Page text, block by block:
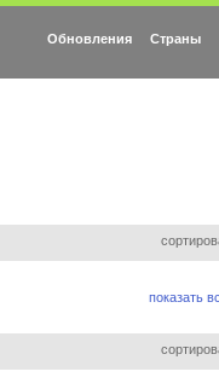
Обновления Страны
показать